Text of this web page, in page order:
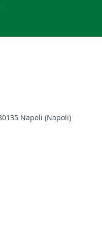
Napoli (Napoli)